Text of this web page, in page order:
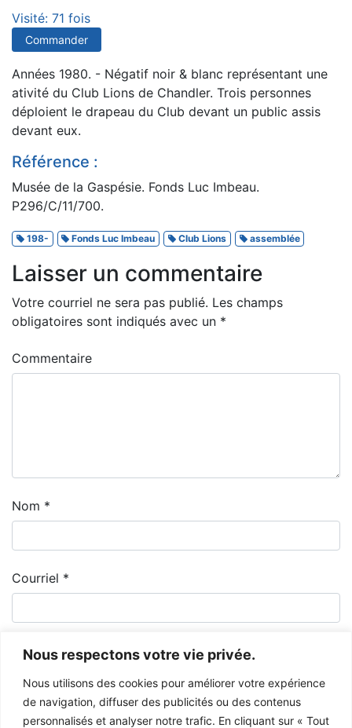
Nous respectons votre vie privée.
Nous utilisons des cookies pour améliorer votre expérience
de navigation, diffuser des publicités ou des contenus
personnalisés et analyser notre trafic. En cliquant sur « Tout
Visité: 71 fois
Commander
Années 1980. - Négatif noir & blanc représentant une
ativité du Club Lions de Chandler. Trois personnes
déploient le drapeau du Club devant un public assis
devant eux.
Référence :
Musée de la Gaspésie. Fonds Luc Imbeau.
P296/C/11/700.
198- Fonds Luc Imbeau Club Lions assemblée
Laisser un commentaire
Votre courriel ne sera pas publié. Les champs
obligatoires sont indiqués avec un *
Commentaire
Nom *
Courriel *